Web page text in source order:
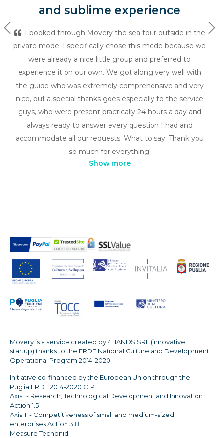
and sublime experience
I booked through Movery the sea tour outside in the
private mode. I specifically chose this mode because we
were already a nice little group and preferred to
experience it on our own. We got along very well with
the guide who was extremely comprehensive and very
nice, but a special thanks goes especially to the service
guys, who were present practically 24 hours a day and
always ready to answer every question I had and
accommodate all our requests. What to say. Thank you
so much for everything!
Previous
Show more
Movery is a service created by 4HANDS SRL (innovative
startup) thanks to the ERDF National Culture and Development
Operational Program 2014-2020.
Initiative co-financed by the European Union through the
Puglia ERDF 2014-2020 O.P.
Axis | - Research, Technological Development and Innovation
Action 1.5
Axis III - Competitiveness of small and medium-sized
enterprises Action 3.8
Measure Tecnonidi